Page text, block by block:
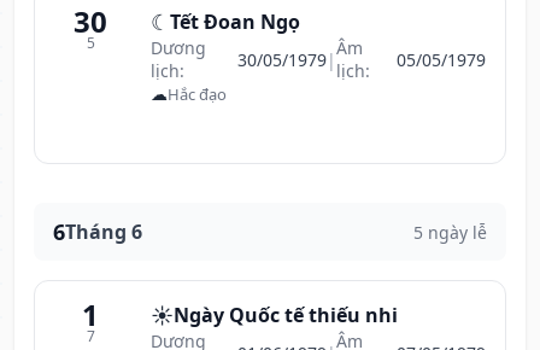
30
5
☾ Tết Đoan Ngọ
Dương
lịch:
30/05/1979|Âm
lịch:
05/05/1979
☁Hắc đạo
6Tháng 6 5 ngày lễ
1
7
☀️Ngày Quốc tế thiếu nhi
Dương Âm